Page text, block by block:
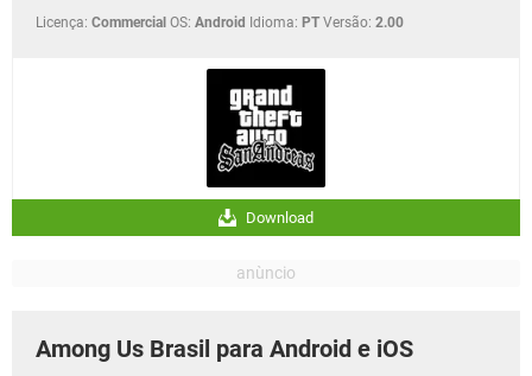
Licença: Commercial OS: Android Idioma: PT Versão: 2.00
Download
Among Us Brasil para Android e iOS